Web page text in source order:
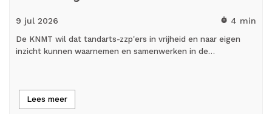
9 jul 2026 timer 4 min
De KNMT wil dat tandarts-zzp'ers in vrijheid en naar eigen
inzicht kunnen waarnemen en samenwerken in de…
Lees meer